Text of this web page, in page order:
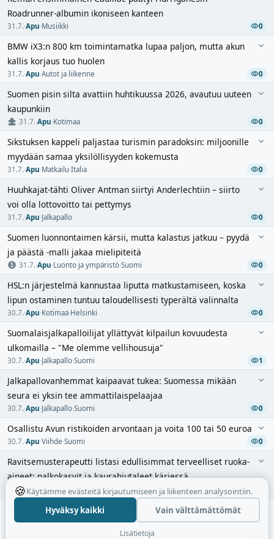
Roadrunner-albumin ikoniseen kanteen
31.7.·Apu·Musiikki 0
BMW iX3:n 800 km toimintamatka lupaa paljon, mutta akun
kallis korjaus tuo huolen
31.7.·Apu·Autot ja liikenne 0
Suomen pisin silta avattiin huhtikuussa 2026, avautuu uuteen
kaupunkiin
31.7.·Apu·Kotimaa 0
Sikstuksen kappeli paljastaa turismin paradoksin: miljoonille
myydään samaa yksilöllisyyden kokemusta
31.7.·Apu·Matkailu·Italia 0
Huuhkajat-tähti Oliver Antman siirtyi Anderlechtiin – siirto
voi olla lottovoitto tai pettymys
31.7.·Apu·Jalkapallo 0
Suomen luonnontaimen kärsii, mutta kalastus jatkuu – pyydä
ja päästä -malli jakaa mielipiteitä
31.7.·Apu·Luonto ja ympäristö·Suomi 0
HSL:n järjestelmä kannustaa liputta matkustamiseen, koska
lipun ostaminen tuntuu taloudellisesti typerältä valinnalta
30.7.·Apu·Kotimaa·Helsinki 0
Suomalaisjalkapalloilijat yllättyvät kilpailun kovuudesta
ulkomailla – "Me olemme vellihousuja"
30.7.·Apu·Jalkapallo·Suomi 1
Jalkapallovanhemmat kaipaavat tukea: Suomessa mikään
seura ei yksin tee ammattilaispelaajaa
30.7.·Apu·Jalkapallo·Suomi 0
Osallistu Avun ristikoiden arvontaan ja voita 100 tai 50 euroa
30.7.·Apu·Viihde·Suomi 0
Ravitsemusterapeutti listasi edullisimmat terveelliset ruoka-
aineet: palkokasvit ja kaurahiutaleet kärjessä
30.7.· Apu·Terveys ja hyvinvointi
Räppäri Steen1 eli kuusi vuotta asunnottomana, mutta on nyt
toipuva kirjailija Helsingissä
Helsinki
🍪Käytämme evästeitä kirjautumiseen ja liikenteen analysointiin.
Hyväksy kaikki
Vain välttämättömät
Lisätietoja